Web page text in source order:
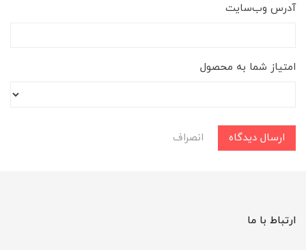
آدرس وب‌سایت
امتیاز شما به محصول
ارسال دیدگاه انصراف
ارتباط با ما